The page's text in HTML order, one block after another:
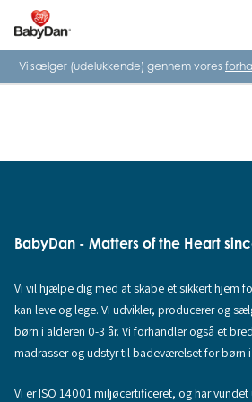
Vi sælger (udelukkende) gennem vores
BabyDan - Matters of the Heart
Vi vil hjælpe dig med at skabe et sikkert hjem
kan leve og lege. Vi udvikler, producerer og
børn i alderen 0-3 år. Vi forhandler også et
madrasser og udstyr til badeværelset for børn
Vi er ISO 14001 miljøcertificeret, og har